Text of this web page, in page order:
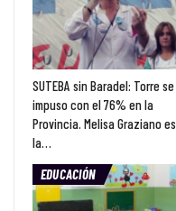
SUTEBA sin Baradel: Torre se
impuso con el 76% en la
Provincia. Melisa Graziano es
la…
EDUCACIÓN